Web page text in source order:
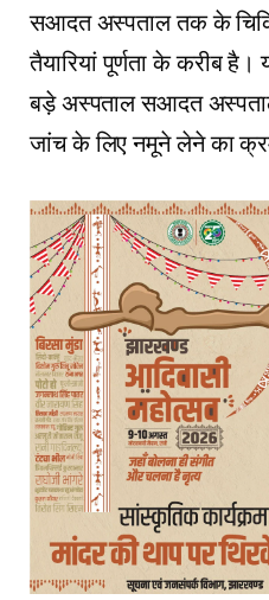
सआदत अस्पताल तक के
तैयारियां पूर्णता के करीब
बड़े अस्पताल सआदत
जांच के लिए नमूने लेने का